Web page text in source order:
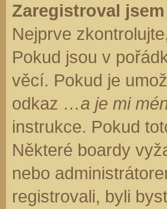
Zaregistroval
Nejprve
Pokud jsou v
věcí. Pokud je
odkaz …a je mi
instrukce. Pokud
Některé boardy
nebo
registrovali, byli